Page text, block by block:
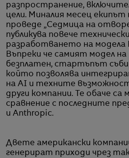
разпространение,
цели. Миналия месец екипът
проведе „Седмица на
публикува повече
разработването на модела
Въпреки че самият модел на
безплатен, стартъпът
който позволява
на AI и техните
други компании. Те обаче са
сравнение с последните
и Anthropic.
Двете американски
генерират приходи чрез